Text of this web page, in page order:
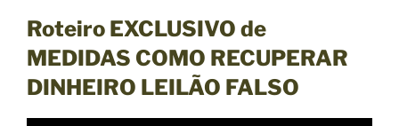
Roteiro EXCLUSIVO de
MEDIDAS COMO RECUPERAR
DINHEIRO LEILÃO FALSO